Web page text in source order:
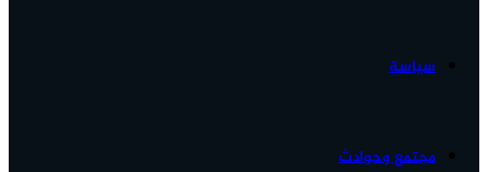
سياسة
مجتمع وحوادث